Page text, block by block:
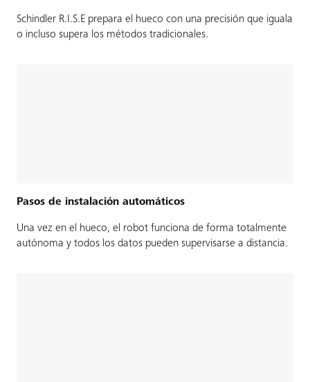
Schindler R.I.S.E prepara el hueco con una precisión que iguala
o incluso supera los métodos tradicionales.
Pasos de instalación automáticos
Una vez en el hueco, el robot funciona de forma totalmente
autónoma y todos los datos pueden supervisarse a distancia.